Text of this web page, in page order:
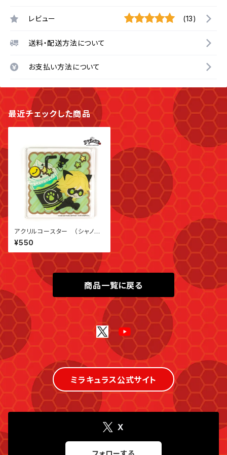
レビュー (13)
送料・配送方法について
お支払い方法について
最近チェックした商品
アクリルコースター （シャノワ
ール＆プラッグ）
¥550
商品一覧に戻る
ミラキュラス公式サイト
X
フォローする